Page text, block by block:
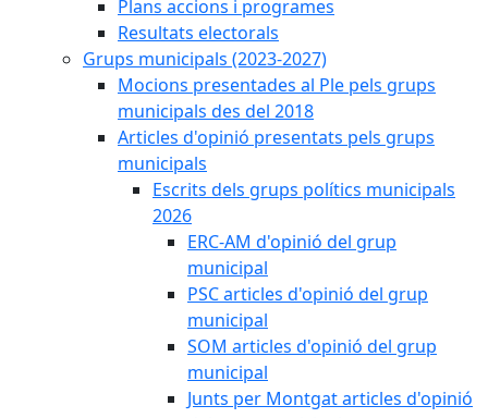
Plans accions i programes
Resultats electorals
Grups municipals (2023-2027)
Mocions presentades al Ple pels grups
municipals des del 2018
Articles d'opinió presentats pels grups
municipals
Escrits dels grups polítics municipals
2026
ERC-AM d'opinió del grup
municipal
PSC articles d'opinió del grup
municipal
SOM articles d'opinió del grup
municipal
Junts per Montgat articles d'opinió